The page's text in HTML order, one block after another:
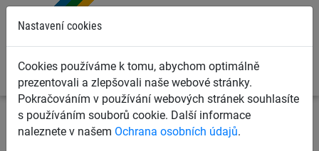
Nastavení cookies
Cookies používáme k tomu, abychom optimálně
prezentovali a zlepšovali naše webové stránky.
Pokračováním v používání webových stránek souhlasíte
s používáním souborů cookie. Další informace
naleznete v našem Ochrana osobních údajů.
Sportovní sítě Sítě na tenis Tenisové stínící plachty